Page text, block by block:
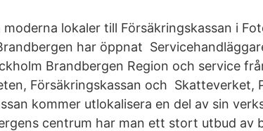
lokaler till Försäkringskassan i
har öppnat
Brandbergen Region och service
Försäkringskassan och Skatteverket,
kommer utlokalisera en del av sin
centrum har man ett stort utbud av